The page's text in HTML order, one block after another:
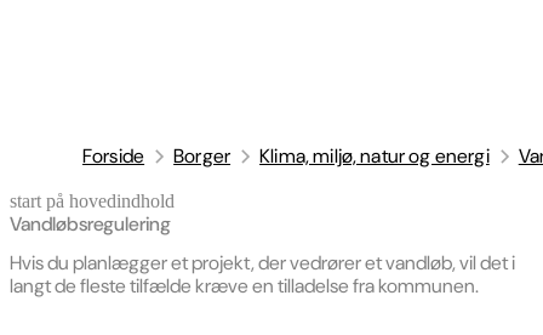
Forside Borger Klima, miljø, natur og energi
start på hovedindhold
Vandløbsregulering
Hvis du planlægger et projekt, der vedrører et vandløb, vil det i
langt de fleste tilfælde kræve en tilladelse fra kommunen.
senest opdateret 7. maj 2026